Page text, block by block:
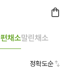
채소말린채소
정확도순